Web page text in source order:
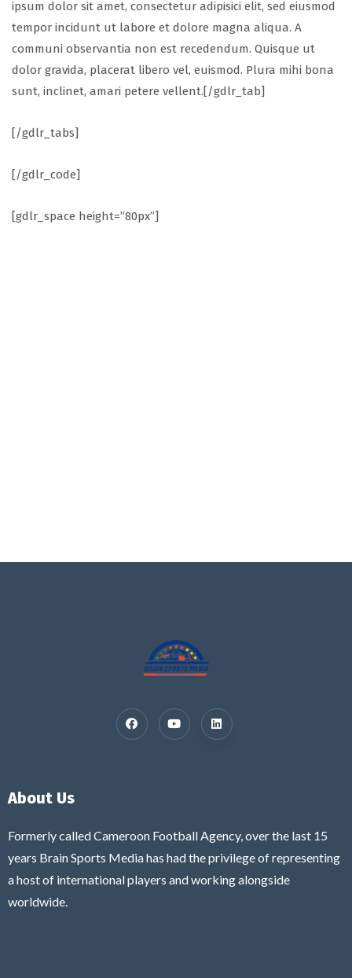
ipsum dolor sit amet, consectetur adipisici elit, sed eiusmod
tempor incidunt ut labore et dolore magna aliqua. A
communi observantia non est recedendum. Quisque ut
dolor gravida, placerat libero vel, euismod. Plura mihi bona
sunt, inclinet, amari petere vellent.[/gdlr_tab]
[/gdlr_tabs]
[/gdlr_code]
[gdlr_space height=”80px”]
About Us
Formerly called Cameroon Football Agency, over the last 15
years Brain Sports Media has had the privilege of representing
a host of international players and working alongside
worldwide.